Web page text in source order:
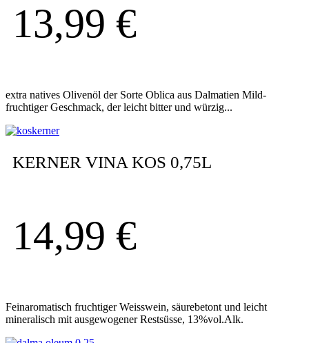
13,99 €
extra natives Olivenöl der Sorte Oblica aus Dalmatien Mild-
fruchtiger Geschmack, der leicht bitter und würzig...
KERNER VINA KOS 0,75L
14,99 €
Feinaromatisch fruchtiger Weisswein, säurebetont und leicht
mineralisch mit ausgewogener Restsüsse, 13%vol.Alk.